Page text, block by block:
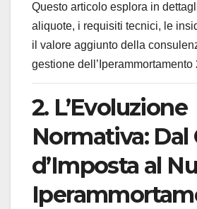
Questo articolo esplora in
aliquote, i requisiti tecnici, le
il valore aggiunto della
gestione dell’Iperammortamento
2. L’Evoluzione
Normativa: Dal
d’Imposta al